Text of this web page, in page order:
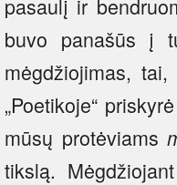
pasaulį ir
buvo panašūs į
mėgdžiojimas,
„Poetikoje“
mūsų protėviams
tikslą.